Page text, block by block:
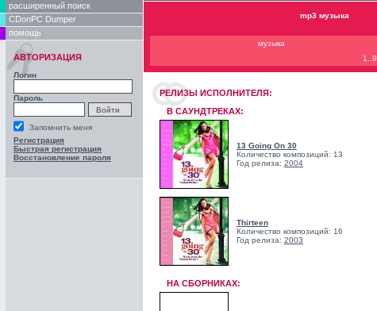
расширенный поиск
CDonPC Dumper
помощь
АВТОРИЗАЦИЯ
Логин
Пароль
Запомнить меня
Регистрация
Быстрая регистрация
Восстановление пароля
mp3 музыка
музыка
1..9
РЕЛИЗЫ ИCПОЛНИТЕЛЯ:
В САУНДТРЕКАХ:
13 Going On 30
Количество композиций: 13
Год релиза: 2004
Thirteen
Количество композиций: 16
Год релиза: 2003
НА СБОРНИКАХ: